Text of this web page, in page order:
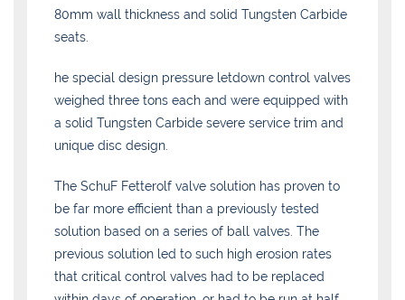
80mm wall thickness and solid Tungsten Carbide
seats.
he special design pressure letdown control valves
weighed three tons each and were equipped with
a solid Tungsten Carbide severe service trim and
unique disc design.
The SchuF Fetterolf valve solution has proven to
be far more efficient than a previously tested
solution based on a series of ball valves. The
previous solution led to such high erosion rates
that critical control valves had to be replaced